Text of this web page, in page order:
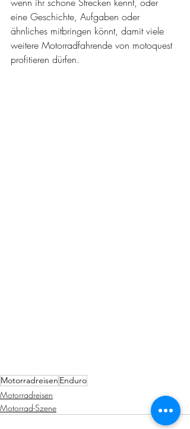
eine Geschichte, Aufgaben oder
ähnliches mitbringen könnt, damit viele
weitere Motorradfahrende von motoquest
profitieren dürfen.
Motorradreisen Enduro
Motorradreisen
Motorrad-Szene